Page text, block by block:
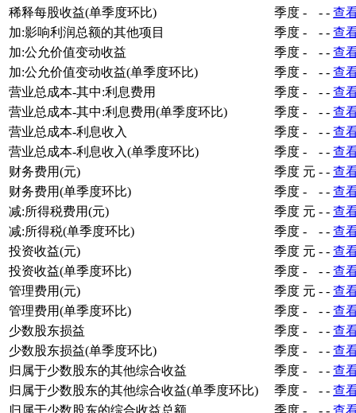
稀释每股收益(单季度环比)
季度 - - - 查
加:影响利润总额的其他项目
季度 - - - 查
加:公允价值变动收益
季度 - - - 查
加:公允价值变动收益(单季度环比)
季度 - - - 查
营业总成本-其中:利息费用
季度 - - - 查
营业总成本-其中:利息费用(单季度环比)
季度 - - - 查
营业总成本-利息收入
季度 - - - 查
营业总成本-利息收入(单季度环比)
季度 - - - 查
财务费用(元)
季度 元 - - 查
财务费用(单季度环比)
季度 - - - 查
减:所得税费用(元)
季度 元 - - 查
减:所得税(单季度环比)
季度 - - - 查
投资收益(元)
季度 元 - - 查
投资收益(单季度环比)
季度 - - - 查
管理费用(元)
季度 元 - - 查
管理费用(单季度环比)
季度 - - - 查
少数股东损益
季度 - - - 查
少数股东损益(单季度环比)
季度 - - - 查
归属于少数股东的其他综合收益
季度 - - - 查
归属于少数股东的其他综合收益(单季度环比)
季度 - - - 查
归属于少数股东的综合收益总额
季度 - - - 查